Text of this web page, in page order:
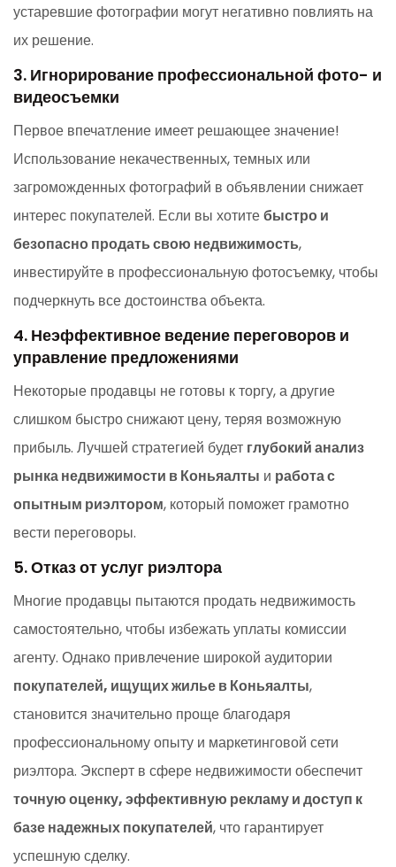
устаревшие фотографии могут негативно повлиять на
их решение.
3. Игнорирование профессиональной фото- и
видеосъемки
Первое впечатление имеет решающее значение!
Использование некачественных, темных или
загроможденных фотографий в объявлении снижает
интерес покупателей. Если вы хотитебыстро и
безопасно продать свою недвижимость,
инвестируйте в профессиональную фотосъемку, чтобы
подчеркнуть все достоинства объекта.
4. Неэффективное ведение переговоров и
управление предложениями
Некоторые продавцы не готовы к торгу, а другие
слишком быстро снижают цену, теряя возможную
прибыль. Лучшей стратегией будет глубокий анализ
рынка недвижимости в Коньяалты и работа с
опытным риэлтором, который поможет грамотно
вести переговоры.
5. Отказ от услуг риэлтора
Многие продавцы пытаются продать недвижимость
самостоятельно, чтобы избежать уплаты комиссии
агенту. Однако привлечение широкой аудитории
покупателей, ищущих жилье в Коньяалты,
становится значительно проще благодаря
профессиональному опыту и маркетинговой сети
риэлтора. Эксперт в сфере недвижимости обеспечит
точную оценку, эффективную рекламу и доступ к
базе надежных покупателей, что гарантирует
успешную сделку.